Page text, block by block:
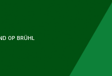
OP BRÜHL